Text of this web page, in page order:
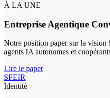
À LA UNE
Entreprise Agentique
Notre position paper sur la vision
agents IA autonomes et
Lire le paper
SFEIR
Identité